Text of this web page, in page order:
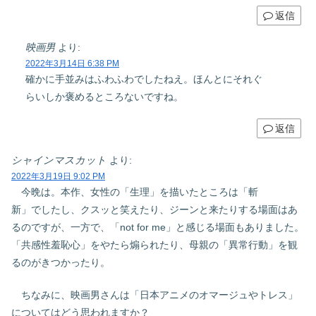
返信
映画男 より:
2022年3月14日 6:38 PM
確かに手並みはふわふわでしたねえ。ほんとにそれぐ
らいしか褒めるところないですね。
返信
シャインマスカット より:
2022年3月19日 9:02 PM
今晩は。本作、女性の「生理」を描いたところは「斬
新」でしたし、クスッと笑えたり、ジーンと来たりする場面はあ
るのですが、一方で、「not for me」と感じる場面もありました。
「共感性羞恥心」をやたら煽られたり、母親の「異常行動」を観
るのがきつかったり。
ちなみに、映画男さんは「日本アニメのオマージュやトレス」
についてはどう思われますか？